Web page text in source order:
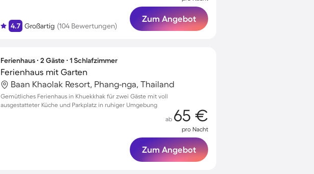
4.7 Großartig (104 Bewertungen)
Zum Angebot
Ferienhaus ∙ 2 Gäste ∙ 1 Schlafzimmer
Ferienhaus mit Garten
Baan Khaolak Resort, Phang-nga, Thailand
Gemütliches Ferienhaus in Khuekkhak für zwei Gäste mit voll
ausgestatteter Küche und Parkplatz in ruhiger Umgebung
ab 65 €
pro Nacht
Zum Angebot